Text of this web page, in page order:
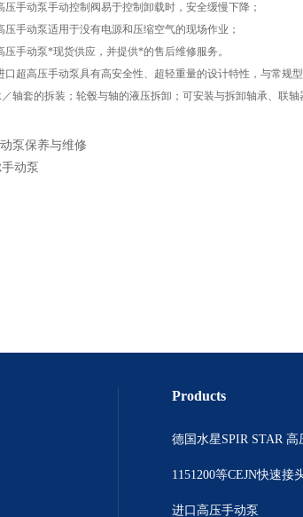
压手动泵手动控制阀易于控制卸载时，安全缓慢下降；
压手动泵适用于没有电源和压缩空气的现场作业；
压手动泵*现货供应，并提供*的售后维修服务。
压手动泵具有高安全性、超轻重量的设计特性，与常规型
轴套的拆装；轮毂与轴的液压拆卸；可安装与拆卸轴承、联轴
泵保养与维修
动泵
Products
德国水星SPIR STAR
1151200等CEJN快速接
进口高压手动泵